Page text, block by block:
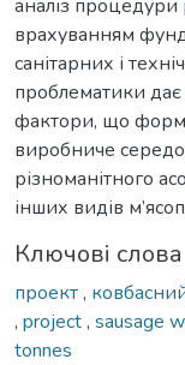
аналіз
врахуванням
санітарних і
проблематики
фактори, що
виробниче
різноманітного
інших видів
Ключові слова
проект,
, project, sausage
tonnes